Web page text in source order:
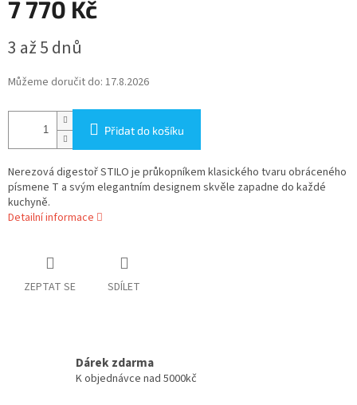
7 770 Kč
cena:
3 až 5 dnů
Můžeme doručit do: 17.8.2026
Přidat do košíku
Nerezová digestoř STILO je průkopníkem klasického tvaru obráceného
písmene T a svým elegantním designem skvěle zapadne do každé
kuchyně.
Detailní informace
ZEPTAT SE SDÍLET
Dárek zdarma
K objednávce nad 5000kč